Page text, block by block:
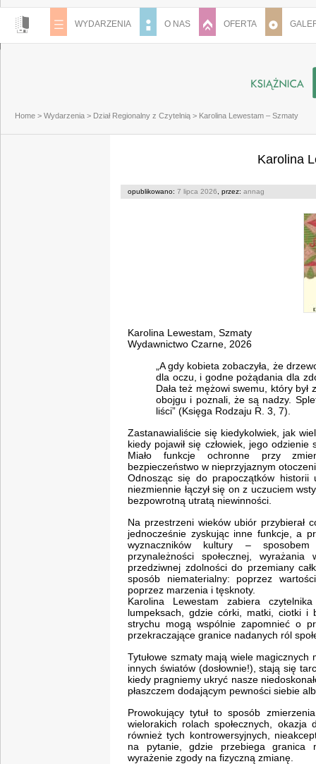
WYDARZENIA O NAS OFERTA
Home > Wydarzenia > Dział Regionalny z Czytelnią > Karolina Lewestam – Szmaty
Karolina
opublikowano: 7 lipca 2026 , przez: annag
Karolina Lewestam, Szmaty
Wydawnictwo Czarne, 2026
„A gdy kobieta zobaczyła, że
dla oczu, i godne pożądania dla
Dała też mężowi swemu, który był
obojgu i poznali, że są nadzy.
liści” (Księga Rodzaju R. 3, 7).
Zastanawialiście się kiedykolwiek, jak
kiedy pojawił się człowiek, jego
Miało funkcje ochronne przy
bezpieczeństwo w nieprzyjaznym
Odnosząc się do prapoczątków
niezmiennie łączył się on z uczuciem
bezpowrotną utratą niewinności.
Na przestrzeni wieków ubiór przybierał
jednocześnie zyskując inne funkcje, a
wyznaczników kultury – sposobem
przynależności społecznej,
przedziwnej zdolności do przemiany
sposób niematerialny: poprzez
poprzez marzenia i tęsknoty.
Karolina Lewestam zabiera
lumpeksach, gdzie córki, matki, ciotki i
strychu mogą wspólnie zapomnieć o
przekraczające granice nadanych ról
Tytułowe szmaty mają wiele
innych światów (dosłownie!), stają się
kiedy pragniemy ukryć nasze
płaszczem dodającym pewności siebie
Prowokujący tytuł to sposób
wielorakich rolach społecznych,
również tych kontrowersyjnych,
na pytanie, gdzie przebiega granica
wyrażenie zgody na fizyczną zmianę.